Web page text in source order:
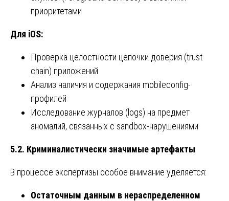
приоритетами
Для iOS:
Проверка целостности цепочки доверия (trust
chain) приложений
Анализ наличия и содержания mobileconfig-
профилей
Исследование журналов (logs) на предмет
аномалий, связанных с sandbox-нарушениями
5.2. Криминалистически значимые артефакты
В процессе экспертизы особое внимание уделяется:
Остаточным данным в нераспределенном